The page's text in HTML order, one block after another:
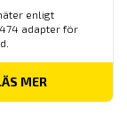
enligt
adapter för
MER